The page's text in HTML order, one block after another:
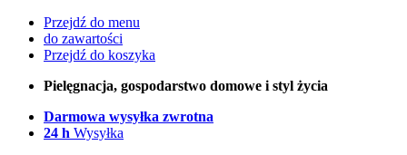
Przejdź do menu
do zawartości
Przejdź do koszyka
Pielęgnacja, gospodarstwo domowe i styl życia
Darmowa wysyłka zwrotna
24 h Wysyłka